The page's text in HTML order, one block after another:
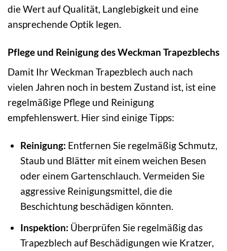
die Wert auf Qualität, Langlebigkeit und eine
ansprechende Optik legen.
Pflege und Reinigung des Weckman Trapezblechs
Damit Ihr Weckman Trapezblech auch nach
vielen Jahren noch in bestem Zustand ist, ist eine
regelmäßige Pflege und Reinigung
empfehlenswert. Hier sind einige Tipps:
Reinigung: Entfernen Sie regelmäßig Schmutz,
Staub und Blätter mit einem weichen Besen
oder einem Gartenschlauch. Vermeiden Sie
aggressive Reinigungsmittel, die die
Beschichtung beschädigen könnten.
Inspektion: Überprüfen Sie regelmäßig das
Trapezblech auf Beschädigungen wie Kratzer,